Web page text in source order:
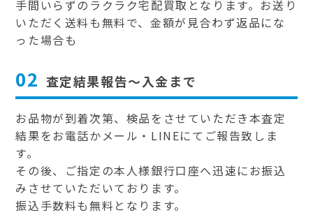
手間いらずのラクラク宅配買取となります。お送り
いただく送料も無料で、金額が見合わず返品にな
った場合も
02 査定結果報告～入金まで
お品物が到着次第、検品をさせていただき本査定
結果をお電話かメール・LINEにてご報告致しま
す。
その後、ご指定の本人様銀行口座へ迅速にお振込
みさせていただいております。
振込手数料も無料となります。